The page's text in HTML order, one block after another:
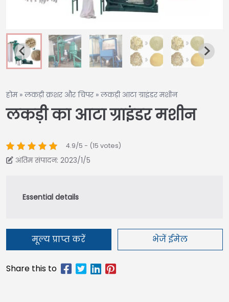
होम»लकड़ी क्रशर और चिपर»लकड़ी आटा ग्राइंडर मशीन
लकड़ी का आटा ग्राइंडर मशीन
4.9/5 - (15 votes)
अंतिम संपादन: 2023/1/5
मूल्य प्राप्त करें भेजें ईमेल